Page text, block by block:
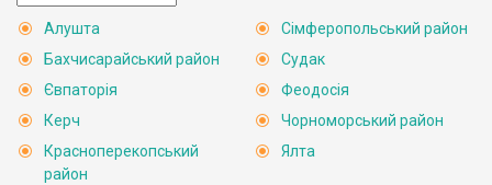
Алушта
Бахчисарайський район
Євпаторія
Керч
Красноперекопський
район
Сімферопольський район
Судак
Феодосія
Чорноморський район
Ялта